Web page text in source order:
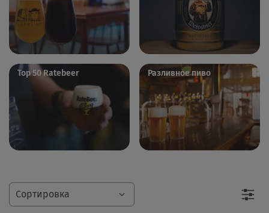
Top 50 Ratebeer Разливное пиво